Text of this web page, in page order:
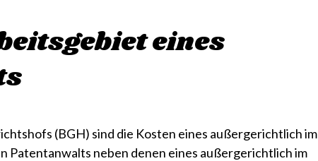
eines
(BGH) sind die Kosten eines außergerichtlich im
Patentanwalts neben denen eines außergerichtlich im